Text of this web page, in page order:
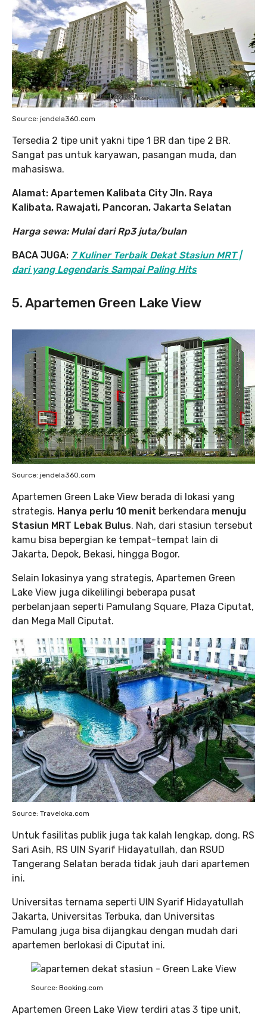
Source: jendela360.com
Tersedia 2 tipe unit yakni tipe 1 BR dan tipe 2 BR.
Sangat pas untuk karyawan, pasangan muda, dan
mahasiswa.
Alamat: Apartemen Kalibata City Jln. Raya
Kalibata, Rawajati, Pancoran, Jakarta Selatan
Harga sewa: Mulai dari Rp3 juta/bulan
BACA JUGA: 7 Kuliner Terbaik Dekat Stasiun MRT |
dari yang Legendaris Sampai Paling Hits
5. Apartemen Green Lake View
Source: jendela360.com
Apartemen Green Lake View berada di lokasi yang
strategis. Hanya perlu 10 menit berkendara menuju
Stasiun MRT Lebak Bulus. Nah, dari stasiun tersebut
kamu bisa bepergian ke tempat-tempat lain di
Jakarta, Depok, Bekasi, hingga Bogor.
Selain lokasinya yang strategis, Apartemen Green
Lake View juga dikelilingi beberapa pusat
perbelanjaan seperti Pamulang Square, Plaza Ciputat,
dan Mega Mall Ciputat.
Source: Traveloka.com
Untuk fasilitas publik juga tak kalah lengkap, dong. RS
Sari Asih, RS UIN Syarif Hidayatullah, dan RSUD
Tangerang Selatan berada tidak jauh dari apartemen
ini.
Universitas ternama seperti UIN Syarif Hidayatullah
Jakarta, Universitas Terbuka, dan Universitas
Pamulang juga bisa dijangkau dengan mudah dari
apartemen berlokasi di Ciputat ini.
Source: Booking.com
Apartemen Green Lake View terdiri atas 3 tipe unit,